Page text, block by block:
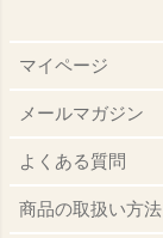
マイページ
メールマガジン
よくある質問
商品の取扱い方法